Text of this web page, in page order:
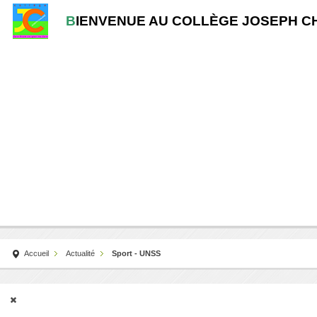
BIENVENUE AU COLLÈGE JOSEPH
Accueil Actualité Sport - UNSS